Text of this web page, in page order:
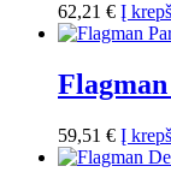
62,21 € Į
59,51 € Į